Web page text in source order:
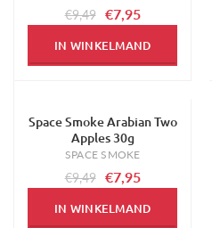
€9,49 €7,95
IN WINKELMAND
-16%
Space Smoke Arabian Two
Apples 30g
SPACE SMOKE
€9,49 €7,95
IN WINKELMAND